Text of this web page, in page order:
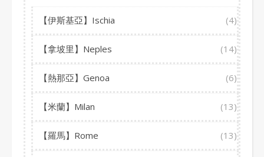
【伊斯基亞】Ischia (4)
【拿坡里】Neples (14)
【熱那亞】Genoa (6)
【米蘭】Milan (13)
【羅馬】Rome (13)